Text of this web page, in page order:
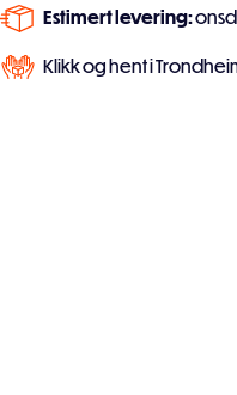
Estimert levering:
Klikk og hent i